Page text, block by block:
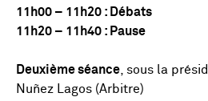
11h00 – 11h20 : Débats
11h20 – 11h40 : Pause
Deuxième séance , sous la
Nuñez Lagos (Arbitre)